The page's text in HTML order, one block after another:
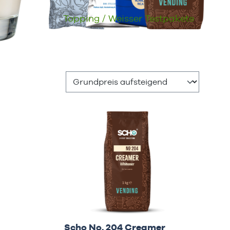
Topping / Weisser Testpakete
Scho No. 204 Creamer